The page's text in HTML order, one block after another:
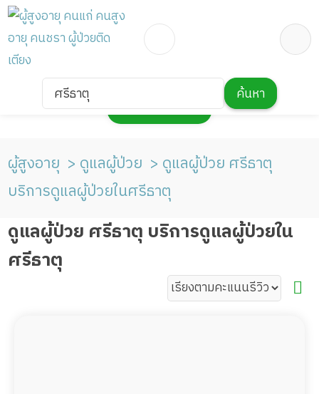
ศรีธาตุ ค้นหา
กดเพื่อแสดงแผนที่
ผู้สูงอายุ ดูแลผู้ป่วย
ดูแลผู้ป่วย ศรีธาตุ
บริการดูแลผู้ป่วยในศรีธาตุ
ดูแลผู้ป่วย ศรีธาตุ บริการดูแลผู้ป่วยใน
ศรีธาตุ